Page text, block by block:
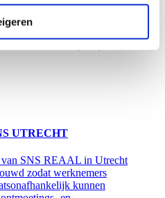
de criteria voor BREEAM
gerealiseerd.
UTRECHT
van SNS REAAL in Utrecht
zodat werknemers
kunnen